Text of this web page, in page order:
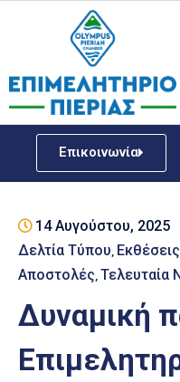
Επικοινωνία
Επιμελητήριο
Νέα
ΓΕΜΗ
Μητρώου
Επιχειρηματική
Έκθεση
14 Αυγούστου, 2025
Δελτία Τύπου
Αποστολές Τελευταία
Δυναμική